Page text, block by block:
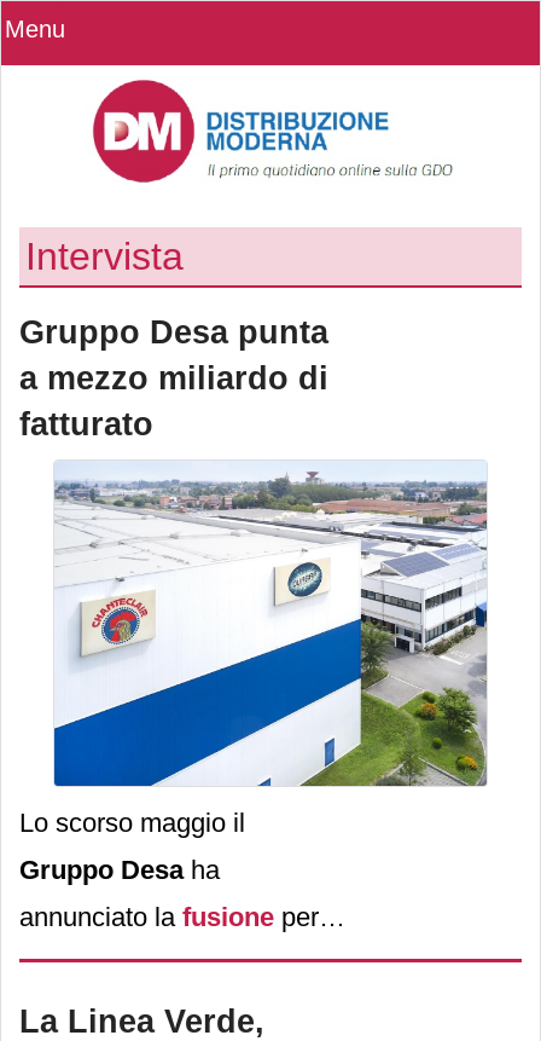
Menu
Intervista
Gruppo Desa punta
a mezzo miliardo di
fatturato
Lo scorso maggio il
Gruppo Desaha
annunciato la fusione per
incorporazione diItalsilva
CommercialeinReal
La Linea Verde,